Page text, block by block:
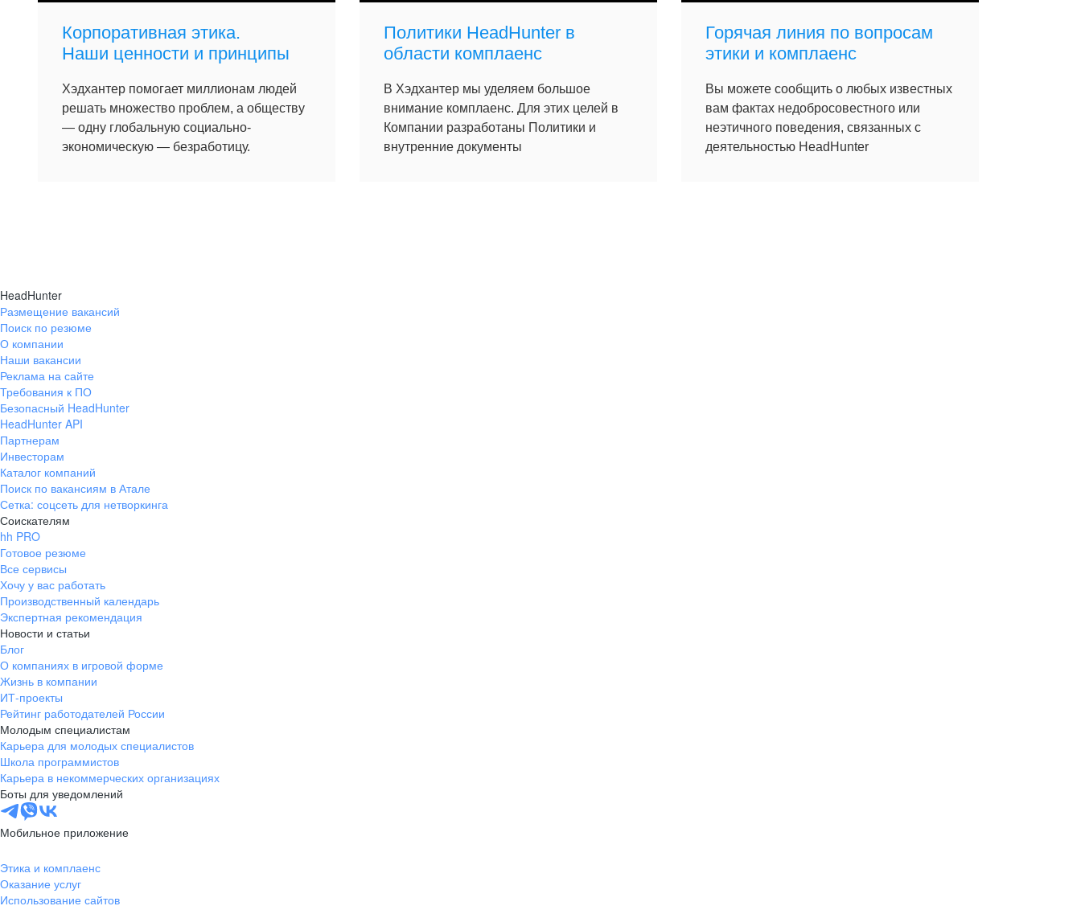
Корпоративная этика.
Наши ценности и принципы
Хэдхантер помогает миллионам людей
решать множество проблем, а обществу
— одну глобальную социально-
экономическую — безработицу.
Политики HeadHunter в
области комплаенс
В Хэдхантер мы уделяем большое
внимание комплаенс. Для этих целей в
Компании разработаны Политики и
внутренние документы
Горячая линия по вопросам
этики и комплаенс
Вы можете сообщить о любых известных
вам фактах недобросовестного или
неэтичного поведения, связанных с
деятельностью HeadHunter
HeadHunter
Размещение вакансий
Поиск по резюме
О компании
Наши вакансии
Реклама на сайте
Требования к ПО
Безопасный HeadHunter
HeadHunter API
Партнерам
Инвесторам
Каталог компаний
Поиск по вакансиям в Атале
Сетка: соцсеть для нетворкинга
Соискателям
hh PRO
Готовое резюме
Все сервисы
Хочу у вас работать
Производственный календарь
Экспертная рекомендация
Новости и статьи
Блог
О компаниях в игровой форме
Жизнь в компании
ИТ-проекты
Рейтинг работодателей России
Молодым специалистам
Карьера для молодых специалистов
Школа программистов
Карьера в некоммерческих организациях
Боты для уведомлений
Мобильное приложение
Этика и комплаенс
Оказание услуг
Использование сайтов